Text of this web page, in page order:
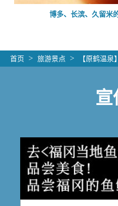
博多、长滨、久留米
首页 旅游景点 【原鹤温泉
宣